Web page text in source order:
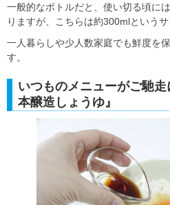
一般的なボトルだと、使い切る頃に
りますが、こちらは約300mlというサ
一人暮らしや少人数家庭でも鮮度を
す。
いつものメニューがご馳
本醸造しょうゆ』